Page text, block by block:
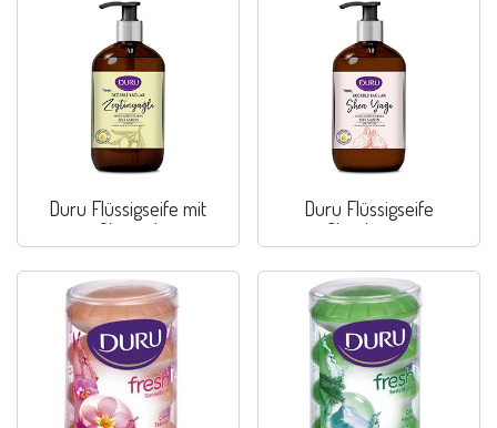
Duru Flüssigseife mit
Olivenöl
Duru Flüssigseife
Sheabutter